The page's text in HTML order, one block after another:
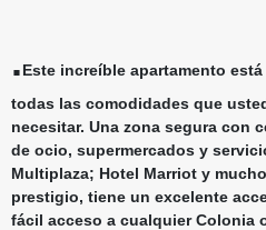
.Este increíble apartamento
todas las comodidades que
necesitar. Una zona segura con
de ocio, supermercados y
Multiplaza; Hotel Marriot y
prestigio, tiene un excelente
fácil acceso a cualquier Colonia